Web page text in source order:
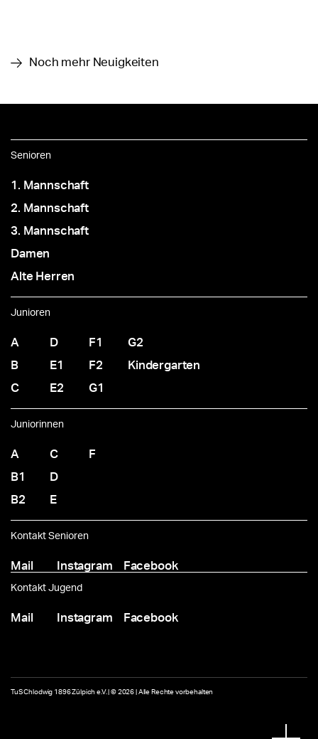
Noch mehr Neuigkeiten
Senioren
1. Mannschaft
2. Mannschaft
3. Mannschaft
Damen
Alte Herren
Junioren
A
B
C
D
E1
E2
F1
F2
G1
G2
Kindergarten
Juniorinnen
A
B1
B2
C
D
E
F
Kontakt Senioren
Mail Instagram Facebook
Kontakt Jugend
Mail Instagram Facebook
TuS Chlodwig 1896 Zülpich e.V. | © 2026 | Alle Rechte vorbehalten